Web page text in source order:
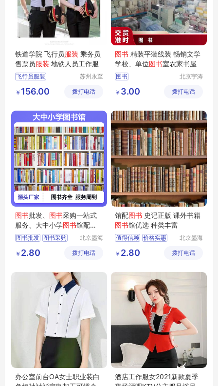
铁道学院 飞行员服装 乘务员
售票员服装 地铁人员工作服
飞行员服装
地铁人员工作服
铁道学院服装
苏州永至
限公司
￥ 156.00 拨打电话
图书 精装平装线装 畅销文学
学校、单位图书室农家书屋
图书
北京宇涛
传播有限
￥ 3.00 拨打电话
图书批发、 图书采购一站式
服务、大中小学图书馆配
书、图书 馆投标
图书批发 图书采购
北京墨海
有限公司
￥ 2.80 拨打电话
馆配图书 史记正版 课外书籍
图书馆优选 种类丰富
值得信赖 价格实惠
北京墨海
有限公司
￥ 2.80 拨打电话
办公室前台OA女士职业装白
酒店工作服女2021新款夏季